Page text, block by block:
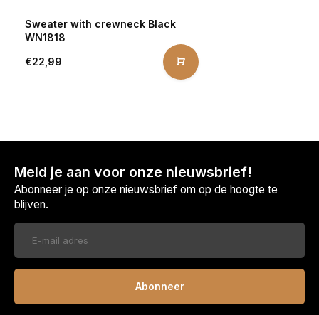
Sweater with crewneck Black
WN1818
€22,99
Meld je aan voor onze nieuwsbrief!
Abonneer je op onze nieuwsbrief om op de hoogte te
blijven.
Abonneer